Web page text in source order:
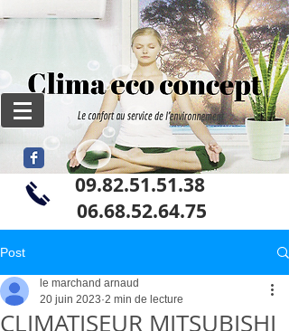
09.82.51.51.38
06.68.52.64.75
Post
CLIMATISEUR MITSUBISHI
le marchand arnaud
20 juin 2023 2 min de lecture